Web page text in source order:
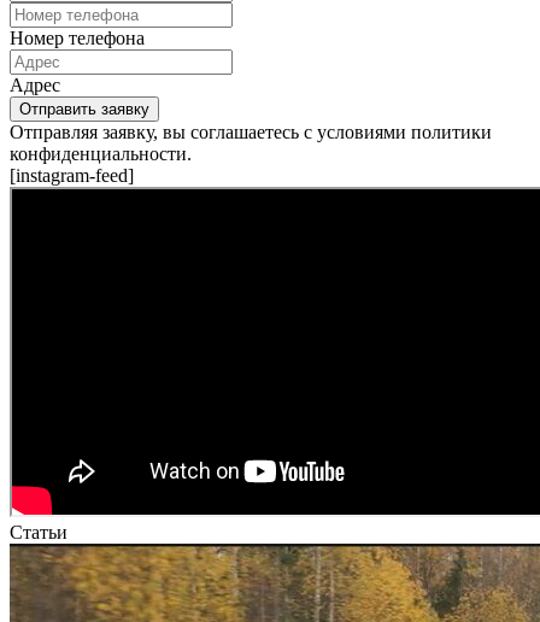
Номер телефона
Адрес
Отправить заявку
Отправляя заявку, вы соглашаетесь с условиями политики
конфиденциальности.
[instagram-feed]
Статьи